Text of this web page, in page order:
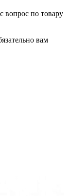
вопрос по товару
вам